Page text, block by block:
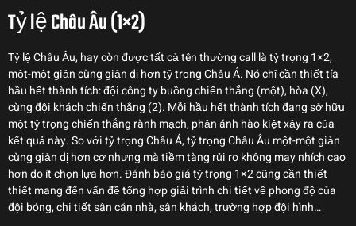
Tỷ lệ Châu Âu (1×2)
Tỷ lệ Châu Âu, hay còn được tất cả tên thường call là tỷ trọng 1×2,
một-một giản cùng giản dị hơn tỷ trọng Châu Á. Nó chỉ cần thiết tía
hầu hết thành tích: đội công ty buồng chiến thắng (một), hòa (X),
cùng đội khách chiến thắng (2). Mỗi hầu hết thành tích đang sở hữu
một tỷ trọng chiến thắng rành mạch, phản ánh hào kiệt xảy ra của
kết quả này. So với tỷ trọng Châu Á, tỷ trọng Châu Âu một-một giản
cùng giản dị hơn cơ nhưng mà tiềm tàng rủi ro không may nhích cao
hơn do ít chọn lựa hơn. Đánh báo giá tỷ trọng 1×2 cũng cần thiết
thiết mang đến vấn đề tổng hợp giải trình chi tiết về phong độ của
đội bóng, chi tiết sân căn nhà, sân khách, trường hợp đội hình…